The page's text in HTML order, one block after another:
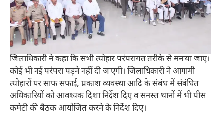
जिलाधिकारी ने कहा कि सभी त्योहार परंपरागत तरीके से मनाया जाए।
कोई भी नई परंपरा पड़़ने नहीं दी जाएगी। जिलाधिकारी ने आगामी
त्योहारों पर साफ सफाई, प्रकाश व्यवस्था आदि के संबंध में संबंधित
अधिकारियों को आवश्यक दिशा निर्देश दिए व समस्त थानों में भी पीस
कमेटी की बैठक आयोजित करने के निर्देश दिए।